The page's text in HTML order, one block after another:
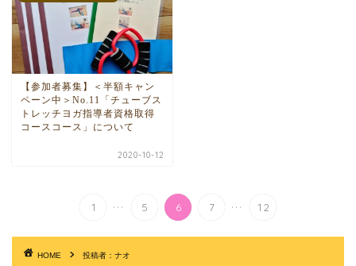
【参加者募集】＜半額キャン
ペーン中＞No.11「チューブス
トレッチヨガ指導者資格取得
コースコース」について
2020-10-12
1 ... 5 6 7 ... 12
HOME 投稿者：ナオ